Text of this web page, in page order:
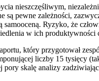
nieszczęśliwym,
pewne zależności,
Ryzyko, że
w ich
który przygotował
liczby 15 tysięcy
skalę analizy